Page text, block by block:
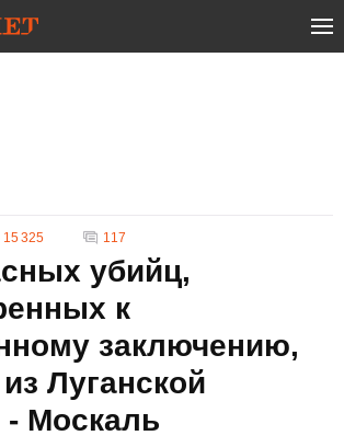
15 325 117
убийц,
к
заключению,
Луганской
- Москаль